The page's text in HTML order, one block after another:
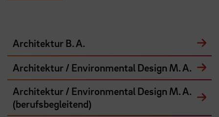
Architektur B. A.
Architektur / Environmental Design M. A.
Architektur / Environmental Design M. A.
(berufsbegleitend)